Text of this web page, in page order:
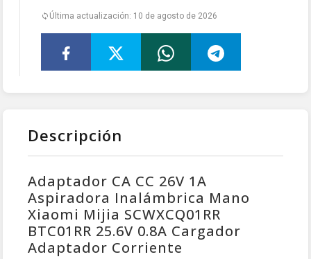
Última actualización: 10 de agosto de 2026
Descripción
Adaptador CA CC 26V 1A
Aspiradora Inalámbrica Mano
Xiaomi Mijia SCWXCQ01RR
BTC01RR 25.6V 0.8A Cargador
Adaptador Corriente